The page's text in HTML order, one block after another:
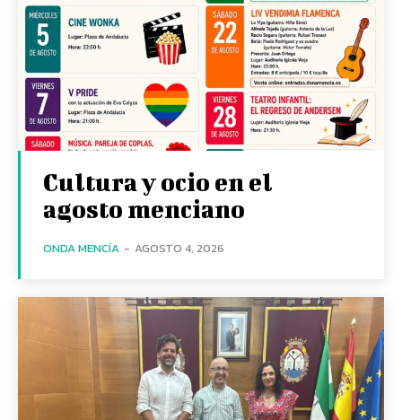
Cultura y ocio en el
agosto menciano
ONDA MENCÍA - AGOSTO 4, 2026